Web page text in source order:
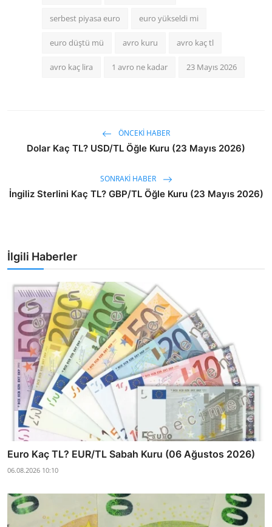
serbest piyasa euro euro yükseldi mi
euro düştü mü avro kuru avro kaç tl
avro kaç lira 1 avro ne kadar 23 Mayıs 2026
ÖNCEKI HABER
Dolar Kaç TL? USD/TL Öğle Kuru (23 Mayıs 2026)
SONRAKI HABER
İngiliz Sterlini Kaç TL? GBP/TL Öğle Kuru (23 Mayıs 2026)
İlgili Haberler
Euro Kaç TL? EUR/TL Sabah Kuru (06 Ağustos 2026)
06.08.2026 10:10